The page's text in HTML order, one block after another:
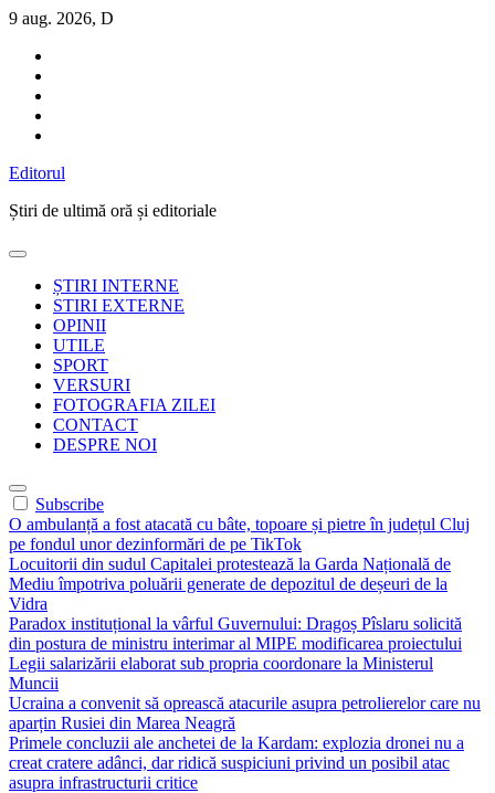
Sari
conținut
9 aug. 2026, D
Editorul
Știri de ultimă oră și editoriale
ȘTIRI INTERNE
STIRI EXTERNE
OPINII
UTILE
SPORT
VERSURI
FOTOGRAFIA ZILEI
CONTACT
DESPRE NOI
Subscribe
O ambulanță a fost atacată cu bâte, topoare și pietre în județul Cluj
pe fondul unor dezinformări de pe TikTok
Locuitorii din sudul Capitalei protestează la Garda Națională de
Mediu împotriva poluării generate de depozitul de deșeuri de la
Vidra
Paradox instituțional la vârful Guvernului: Dragoș Pîslaru solicită
din postura de ministru interimar al MIPE modificarea proiectului
Legii salarizării elaborat sub propria coordonare la Ministerul
Muncii
Ucraina a convenit să oprească atacurile asupra petrolierelor care nu
aparțin Rusiei din Marea Neagră
Primele concluzii ale anchetei de la Kardam: explozia dronei nu a
creat cratere adânci, dar ridică suspiciuni privind un posibil atac
asupra infrastructurii critice